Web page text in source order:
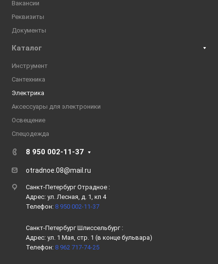
Вакансии
Реквизиты
Документы
Каталог
Инструмент
Сантехника
Электрика
Аксессуары для электроники
Освещение
Спецодежда
8 950 002-11-37
otradnoe.08@mail.ru
Санкт-Петербург Отрадное :
Адрес: ул. Лесная, д. 1, кп 4
Телефон: 8 950 002-11-37
Санкт-Петербург Шлиссельбург :
Адрес: ул. 1 Мая, стр. 1 (в конце бульвара)
Телефон: 8 962 717-74-25